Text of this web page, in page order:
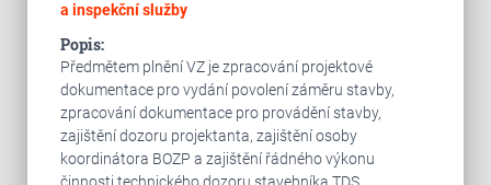
a inspekční služby
Popis:
Předmětem plnění VZ je zpracování projektové
dokumentace pro vydání povolení záměru stavby,
zpracování dokumentace pro provádění stavby,
zajištění dozoru projektanta, zajištění osoby
koordinátora BOZP a zajištění řádného výkonu